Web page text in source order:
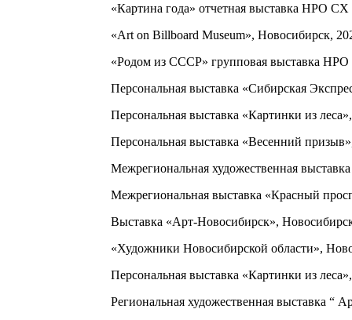
«Картина года» отчетная выставка НРО
«Art on Billboard Museum», Новосибирск,
«Родом из СССР» групповая выставка
Персональная выставка «Сибирская
Персональная выставка «Картинки из
Персональная выставка «Весенний
Межрегиональная художественная
Межрегиональная выставка «Красный
Выставка «Арт-Новосибирск»,
«Художники Новосибирской области»,
Персональная выставка «Картинки из
Региональная художественная выставка “